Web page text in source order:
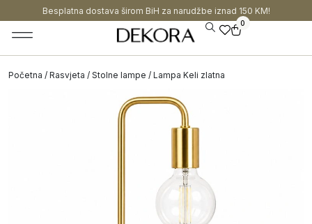
Besplatna dostava širom BiH za narudžbe iznad 150 KM!
0
Početna / Rasvjeta / Stolne lampe / Lampa Keli zlatna